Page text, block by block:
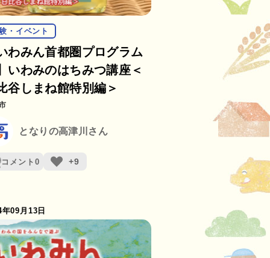
・イベント
わみん首都圏プログラム
いわみのはちみつ講座＜
谷しまね館特別編＞
となりの高津川さん
コメント 0 +9
09月13日